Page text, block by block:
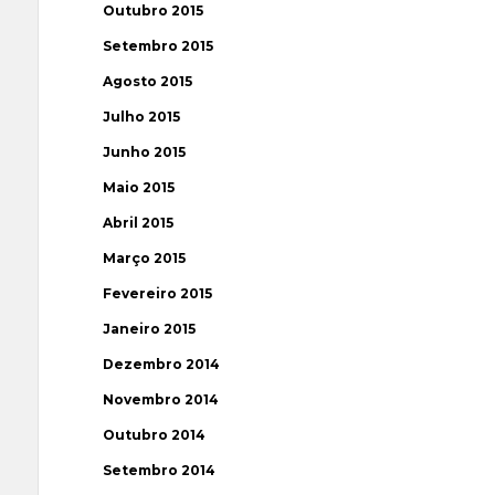
Outubro 2015
Setembro 2015
Agosto 2015
Julho 2015
Junho 2015
Maio 2015
Abril 2015
Março 2015
Fevereiro 2015
Janeiro 2015
Dezembro 2014
Novembro 2014
Outubro 2014
Setembro 2014